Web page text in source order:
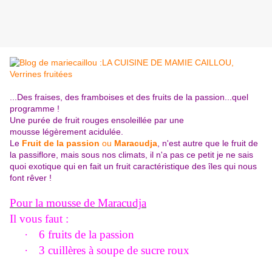
...Des fraises, des framboises et des fruits de la passion...quel
programme !
Une purée de fruit rouges ensoleillée par une
mousse légèrement acidulée.
Le Fruit de la passion ou Maracudja , n'est autre que le fruit de
la passiflore, mais sous nos climats, il n'a pas ce petit je ne sais
quoi exotique qui en fait un fruit caractéristique des îles qui nous
font rêver !
Pour la mousse de Maracudja
Il vous faut :
·
6 fruits de la passion
·
3 cuillères à soupe de sucre roux